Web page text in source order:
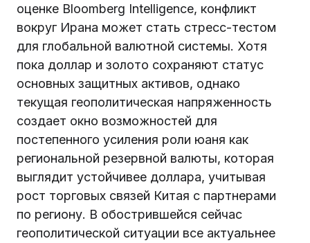
оценке Bloomberg Intelligence, конфликт
вокруг Ирана может стать стресс-тестом
для глобальной валютной системы. Хотя
пока доллар и золото сохраняют статус
основных защитных активов, однако
текущая геополитическая напряженность
создает окно возможностей для
постепенного усиления роли юаня как
региональной резервной валюты, которая
выглядит устойчивее доллара, учитывая
рост торговых связей Китая с партнерами
по региону. В обострившейся сейчас
геополитической ситуации все актуальнее